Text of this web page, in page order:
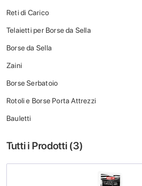
Reti di Carico
Telaietti per Borse da Sella
Borse da Sella
Zaini
Borse Serbatoio
Rotoli e Borse Porta Attrezzi
Bauletti
Tutti i Prodotti (3)